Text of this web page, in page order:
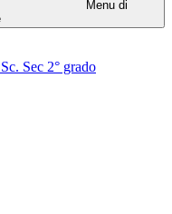
Menu di
Sec 2° grado